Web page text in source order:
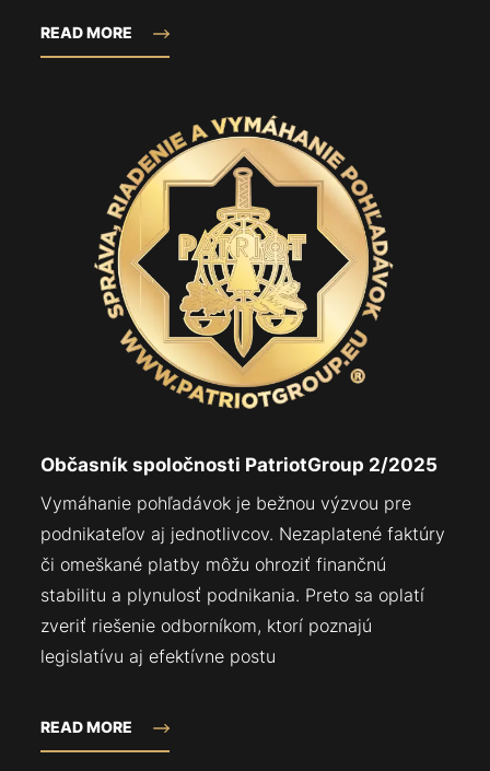
READ MORE
Občasník spoločnosti PatriotGroup 2/2025
Vymáhanie pohľadávok je bežnou výzvou pre
podnikateľov aj jednotlivcov. Nezaplatené faktúry
či omeškané platby môžu ohroziť finančnú
stabilitu a plynulosť podnikania. Preto sa oplatí
zveriť riešenie odborníkom, ktorí poznajú
legislatívu aj efektívne postu
READ MORE